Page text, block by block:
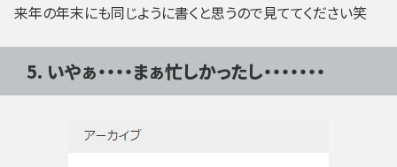
来年の年末にも同じように書くと思うので見ててください笑
5. いやぁ・・・・まぁ忙しかったし・・・・・・・